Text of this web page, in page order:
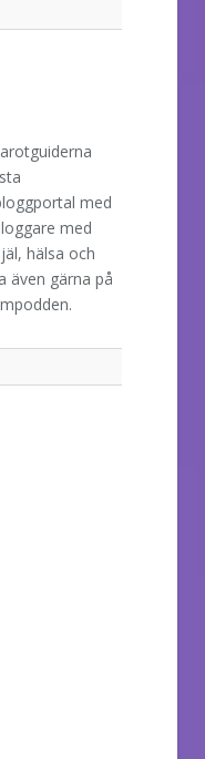
med
med
hälsa och
även gärna på